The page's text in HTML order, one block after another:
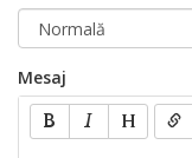
Mesaj